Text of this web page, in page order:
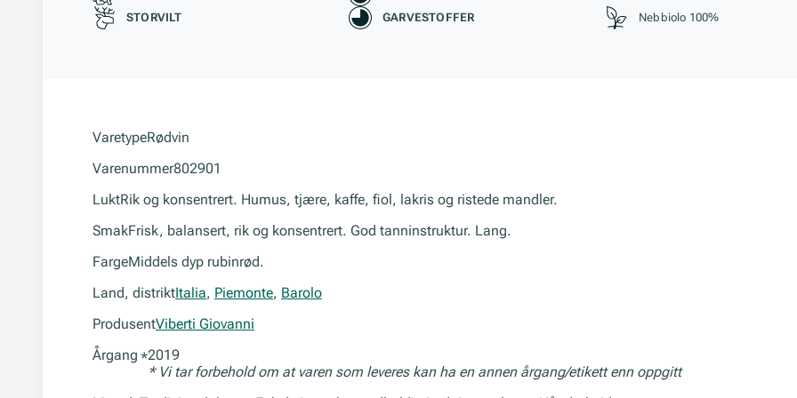
STORVILT
GARVESTOFFER
Nebbiolo 100%
VaretypeRødvin
Varenummer802901
LuktRik og konsentrert. Humus, tjære, kaffe, fiol, lakris og ristede mandler.
SmakFrisk, balansert, rik og konsentrert. God tanninstruktur. Lang.
FargeMiddels dyp rubinrød.
Land, distriktItalia, Piemonte, Barolo
ProdusentViberti Giovanni
Årgang *2019
* Vi tar forbehold om at varen som leveres kan ha en annen årgang/etikett enn oppgitt